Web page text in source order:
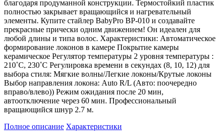
благодаря продуманной конструкции. Термостойкий пластик
полностью закрывает вращающийся и нагревательный
элементы. Купите стайлер BabyPro BP-010 и создавайте
прекрасные прически одним движением! Он идеален для
любой длины и типа волос. Характеристики: Автоматическое
формирование локонов в камере Покрытие камеры
керамическое Регулятор температуры 2 уровня температуры :
210˚С, 230˚С Регулировка времени в секундах (8, 10, 12) для
выбора стиля: Мягкие волны/Легкие локоны/Крутые локоны
Выбор направления локона: Auto R/L (Авто: поочередно
вправо/влево)) Режим ожидания после 20 мин,
автоотключение через 60 мин. Профессиональный
вращающийся шнур 2.7 м.
Полное описание Характеристики